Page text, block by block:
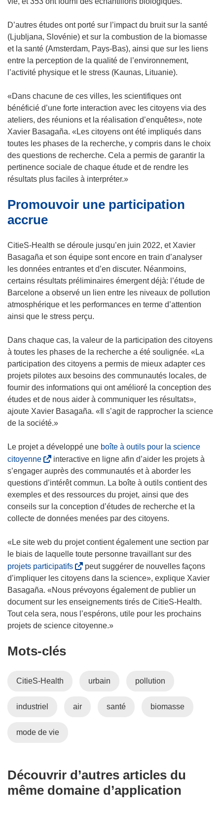
a
n
s
u
n
n
o
u
v
e
l
l
e
r
e
)
D’autres études ont porté sur l’impact du bruit sur la santé
(Ljubljana, Slovénie) et sur la combustion de la biomasse
et la santé (Amsterdam, Pays-Bas), ainsi que sur les liens
entre la perception de la qualité de l’environnement,
l’activité physique et le stress (Kaunas, Lituanie).
«Dans chacune de ces villes, les scientifiques ont
bénéficié d’une forte interaction avec les citoyens via des
ateliers, des réunions et la réalisation d’enquêtes», note
Xavier Basagaña. «Les citoyens ont été impliqués dans
toutes les phases de la recherche, y compris dans le choix
des questions de recherche. Cela a permis de garantir la
pertinence sociale de chaque étude et de rendre les
résultats plus faciles à interpréter.»
Promouvoir une participation
accrue
CitieS-Health se déroule jusqu’en juin 2022, et Xavier
Basagaña et son équipe sont encore en train d’analyser
les données entrantes et d’en discuter. Néanmoins,
certains résultats préliminaires émergent déjà: l’étude de
Barcelone a observé un lien entre les niveaux de pollution
atmosphérique et les performances en terme d’attention
ainsi que le stress perçu.
Dans chaque cas, la valeur de la participation des citoyens
à toutes les phases de la recherche a été soulignée. «La
participation des citoyens a permis de mieux adapter ces
projets pilotes aux besoins des communautés locales, de
fournir des informations qui ont amélioré la conception des
études et de nous aider à communiquer les résultats»,
ajoute Xavier Basagaña. «Il s’agit de rapprocher la science
de la société.»
Le projet a développé une boîte à outils pour la science
citoyenne(
s
’
o
u
v
e
d
a
n
s
u
n
e
o
e
l
f
t
r
interactive en ligne afin d’aider les projets à
s’engager auprès des communautés et à aborder les
questions d’intérêt commun. La boîte à outils contient des
exemples et des ressources du projet, ainsi que des
conseils sur la conception d’études de recherche et la
collecte de données menées par des citoyens.
«Le site web du projet contient également une section par
le biais de laquelle toute personne travaillant sur des
projets participatifs(
s
’
o
u
v
u
v
e
peut suggérer de nouvelles façons
d’impliquer les citoyens dans la science», explique Xavier
Basagaña. «Nous prévoyons également de publier un
document sur les enseignements tirés de CitieS-Health.
Tout cela sera, nous l’espérons, utile pour les prochains
projets de science citoyenne.»
Mots‑clés
CitieS-Health urbain pollution
industriel air santé biomasse
mode de vie
Découvrir d’autres articles du
même domaine d’application